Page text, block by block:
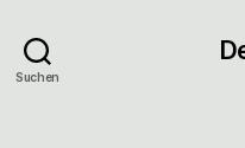
Suchen